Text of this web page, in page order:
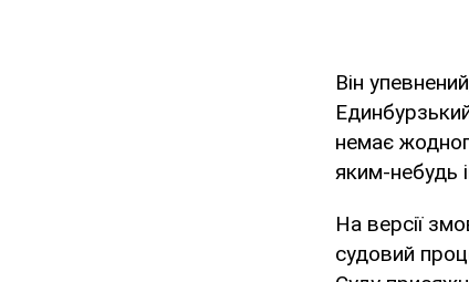
Він
немає
яким-небудь
На версії
судовий